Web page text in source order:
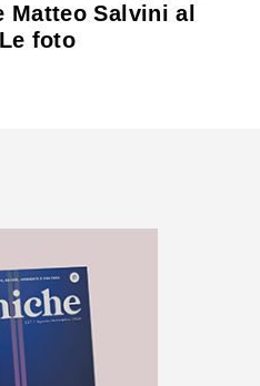
Matteo Salvini al
foto